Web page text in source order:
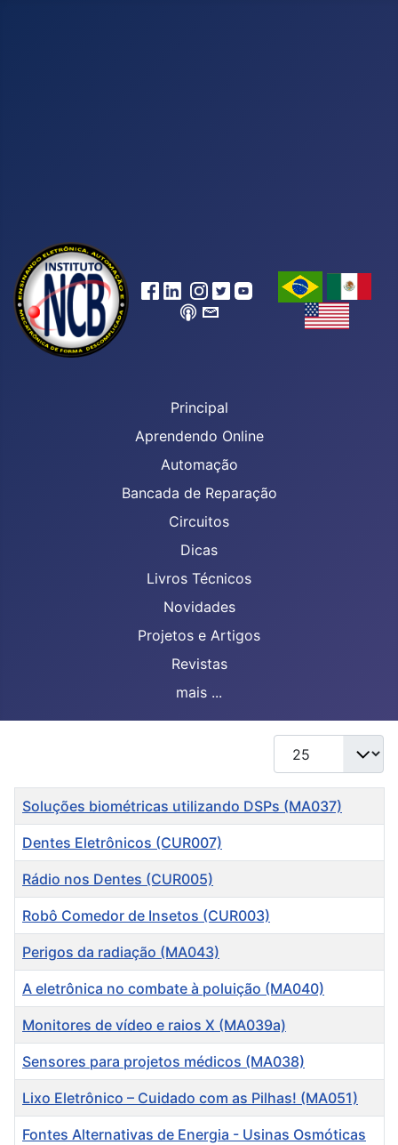
Principal
Aprendendo Online
Automação
Bancada de Reparação
Circuitos
Dicas
Livros Técnicos
Novidades
Projetos e Artigos
Revistas
mais ...
Mostrar #
Título
Soluções biométricas utilizando DSPs (MA037)
Dentes Eletrônicos (CUR007)
Rádio nos Dentes (CUR005)
Robô Comedor de Insetos (CUR003)
Perigos da radiação (MA043)
A eletrônica no combate à poluição (MA040)
Monitores de vídeo e raios X (MA039a)
Sensores para projetos médicos (MA038)
Lixo Eletrônico – Cuidado com as Pilhas! (MA051)
Fontes Alternativas de Energia - Usinas Osmóticas